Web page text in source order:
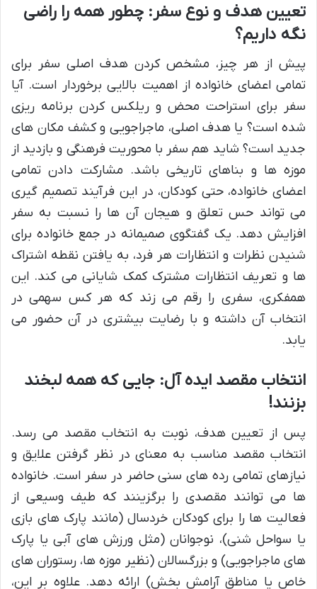
تعیین هدف و نوع سفر: چطور همه را راضی
نگه داریم؟
پیش از هر چیز، مشخص کردن هدف اصلی سفر برای
تمامی اعضای خانواده از اهمیت بالایی برخوردار است. آیا
سفر برای استراحت محض و ریلکس کردن برنامه ریزی
شده است؟ یا هدف اصلی، ماجراجویی و کشف مکان های
جدید است؟ شاید هم سفر با محوریت فرهنگی و بازدید از
موزه ها و بناهای تاریخی باشد. مشارکت دادن تمامی
اعضای خانواده، حتی کودکان، در این فرآیند تصمیم گیری
می تواند حس تعلق و هیجان آن ها را نسبت به سفر
افزایش دهد. یک گفتگوی صمیمانه در جمع خانواده برای
شنیدن نظرات و انتظارات هر فرد، به یافتن نقطه اشتراک
ها و تعریف انتظارات مشترک کمک شایانی می کند. این
همفکری، سفری را رقم می زند که هر کس سهمی در
انتخاب آن داشته و با رضایت بیشتری در آن حضور می
یابد.
انتخاب مقصد ایده آل: جایی که همه لبخند
بزنند!
پس از تعیین هدف، نوبت به انتخاب مقصد می رسد.
انتخاب مقصد مناسب به معنای در نظر گرفتن علایق و
نیازهای تمامی رده های سنی حاضر در سفر است. خانواده
ها می توانند مقصدی را برگزینند که طیف وسیعی از
فعالیت ها را برای کودکان خردسال (مانند پارک های بازی
یا سواحل شنی)، نوجوانان (مثل ورزش های آبی یا پارک
های ماجراجویی) و بزرگسالان (نظیر موزه ها، رستوران های
خاص یا مناطق آرامش بخش) ارائه دهد. علاوه بر این،